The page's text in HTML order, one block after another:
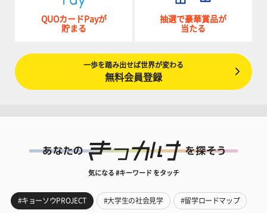
QUOカードPayが
貯まる
抽選で豪華賞品が
当たる
一歩を踏み出せば世界が変わる
無料会員登録
気になる #キーワード をタッチ
#キョーソウPROJECT #大学生の社会見学 #留学ロードマップ